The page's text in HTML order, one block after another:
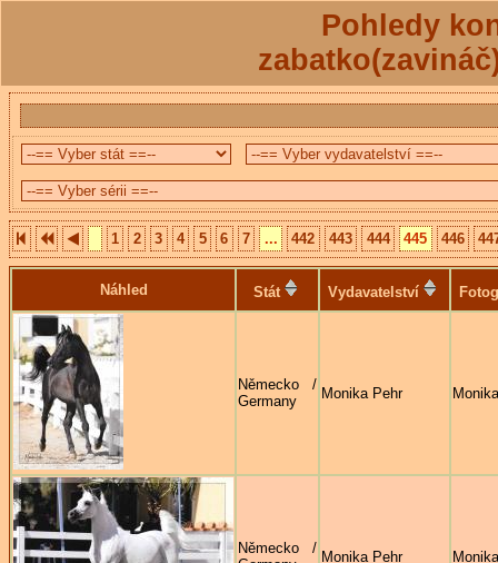
Pohledy
1 2 3 4 5 6 7 ... 442 443 444 445 446
Náhled Stát Vydavatelství
Německo /
Germany
Monika Pehr
Německo /
Monika Pehr